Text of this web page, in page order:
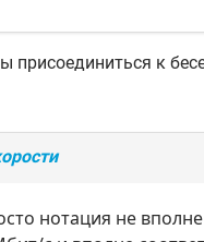
присоединиться к
нотация не